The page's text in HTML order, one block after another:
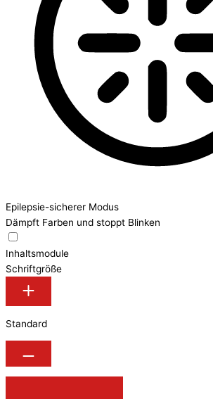
Epilepsie-sicherer Modus
Dämpft Farben und stoppt Blinken
Inhaltsmodule
Schriftgröße
Standard